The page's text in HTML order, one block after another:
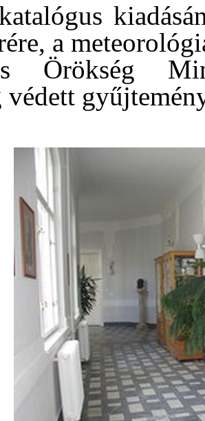
a
Örökség
védett